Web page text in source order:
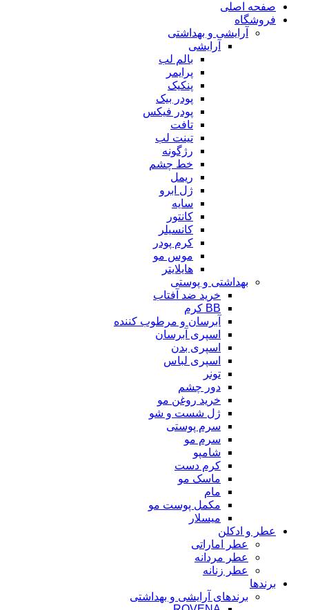
صفحه اصلی
فروشگاه
آرایشی و بهداشتی
آرایشی
بالم لب
پرایمر
پنکیک
پودر بیک
پودر فیکس
تافت
تینت لب
رژگونه
خط چشم
ریمل
ژل ابرو
سایه
کانتور
کانسیلر
کرم پودر
موس مو
هایلایتر
بهداشتی و پوستی
خرید ضد آفتاب
BB کرم
آبرسان و مرطوب کننده
اسپری آبرسان
اسپری بدن
اسپری لباس
تونر
دور چشم
خرید روغن مو
ژل شست و شو
سرم پوستی
سرم مو
شامپو
کرم دست
ماسک مو
مام
مکمل پوست مو
میسلار
عطر و ادکلن
عطر اماراتی
عطر مردانه
عطر زنانه
برندها
برندهای آرایشی و بهداشتی